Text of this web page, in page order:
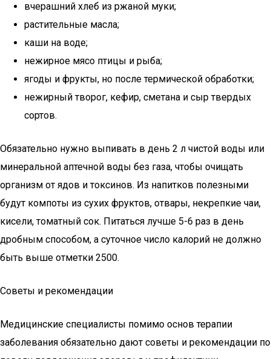
вчерашний хлеб из ржаной муки;
растительные масла;
каши на воде;
нежирное мясо птицы и рыба;
ягоды и фрукты, но после термической обработки;
нежирный творог, кефир, сметана и сыр твердых
сортов.
Обязательно нужно выпивать в день 2 л чистой воды или
минеральной аптечной воды без газа, чтобы очищать
организм от ядов и токсинов. Из напитков полезными
будут компоты из сухих фруктов, отвары, некрепкие чаи,
кисели, томатный сок. Питаться лучше 5-6 раз в день
дробным способом, а суточное число калорий не должно
быть выше отметки 2500.
Советы и рекомендации
Медицинские специалисты помимо основ терапии
заболевания обязательно дают советы и рекомендации по